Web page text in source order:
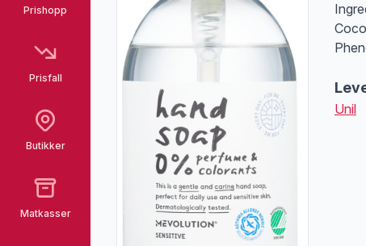
Prishopp
Prisfall
Butikker
Matkasser
Unil